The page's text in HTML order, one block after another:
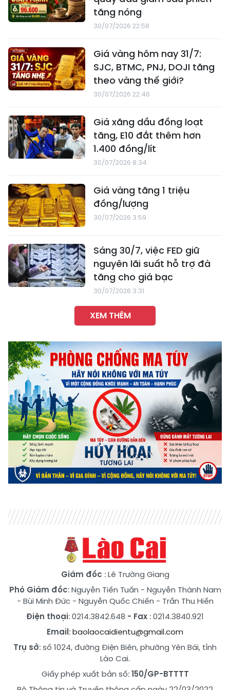
tăng nóng
30/07/2026 22:58
Giá vàng hôm nay 31/7:
SJC, BTMC, PNJ, DOJI tăng
theo vàng thế giới?
30/07/2026 22:46
Giá xăng dầu đồng loạt
tăng, E10 đắt thêm hơn
1.400 đồng/lít
30/07/2026 8:34
Giá vàng tăng 1 triệu
đồng/lượng
30/07/2026 3:59
Sáng 30/7, việc FED giữ
nguyên lãi suất hỗ trợ đà
tăng cho giá bạc
30/07/2026 3:31
XEM THÊM
Giám đốc : Lê Trường Giang
Phó Giám đốc:Nguyễn Tiến Tuấn - Nguyễn Thành Nam
- Bùi Minh Đức- Nguyễn Quốc Chiến - Trần Thu Hiền
Điện thoại: 0214.3842.648 - Fax : 0214.3840.921
Email:baolaocaidientu@gmail.com
Trụ sở: số 1024, đường Điện Biên, phường Yên Bái, tỉnh
Lào Cai.
Giấy phép xuất bản số:150/GP-BTTTT